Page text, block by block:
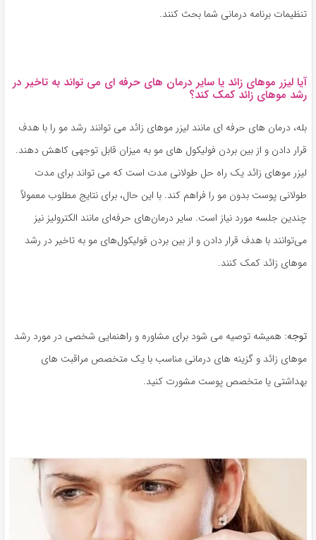
تنظیمات برنامه درمانی شما بحث کنند.
آیا لیزر موهای زائد یا سایر درمان های حرفه ای می تواند به تاخیر در
رشد موهای زائد کمک کند؟
بله، درمان های حرفه ای مانند لیزر موهای زائد می توانند رشد مو را با هدف
قرار دادن و از بین بردن فولیکول های مو به میزان قابل توجهی کاهش دهند.
لیزر موهای زائد یک راه حل طولانی مدت است که می تواند برای مدت
طولانی پوست بدون مو را فراهم کند. با این حال، برای نتایج مطلوب معمولاً
چندین جلسه مورد نیاز است. سایر درمان‌های حرفه‌ای مانند الکترولیز نیز
می‌توانند با هدف قرار دادن و از بین بردن فولیکول‌های مو به تاخیر در رشد
موهای زائد کمک کنند.
توجه: همیشه توصیه می شود برای مشاوره و راهنمایی شخصی در مورد رشد
موهای زائد و گزینه های درمانی مناسب با یک متخصص مراقبت های
بهداشتی یا متخصص پوست مشورت کنید.